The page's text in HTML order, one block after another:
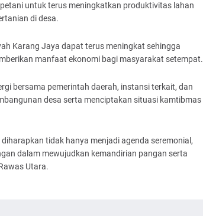
untuk terus meningkatkan produktivitas lahan
di desa.
Karang Jaya dapat terus meningkat sehingga
manfaat ekonomi bagi masyarakat setempat.
bersama pemerintah daerah, instansi terkait, dan
desa serta menciptakan situasi kamtibmas
tidak hanya menjadi agenda seremonial,
dalam mewujudkan kemandirian pangan serta
Utara.